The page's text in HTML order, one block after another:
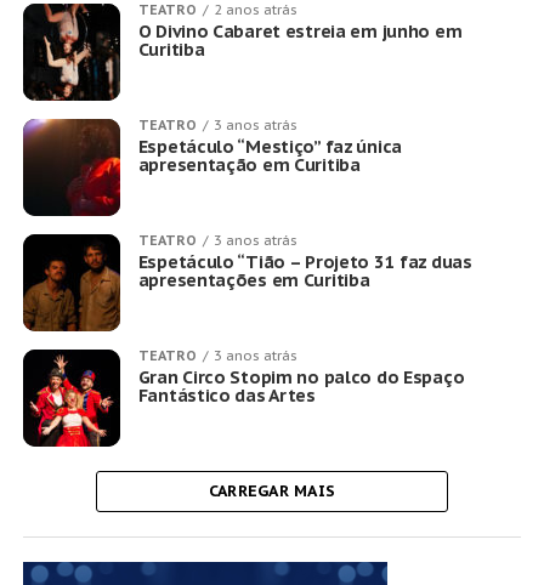
TEATRO 2 anos atrás
O Divino Cabaret estreia em junho em
Curitiba
TEATRO 3 anos atrás
Espetáculo “Mestiço” faz única
apresentação em Curitiba
TEATRO 3 anos atrás
Espetáculo “Tião – Projeto 31 faz duas
apresentações em Curitiba
TEATRO 3 anos atrás
Gran Circo Stopim no palco do Espaço
Fantástico das Artes
CARREGAR MAIS